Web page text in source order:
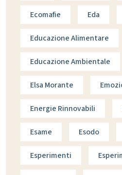
Ecomafie Eda
Educazione Alimentare
Educazione Ambientale
Elsa Morante
Energie Rinnovabili
Esame Esodo
Esperimenti